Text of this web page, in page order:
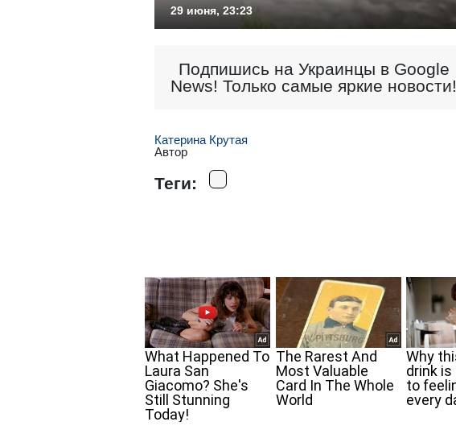
29 июня, 23:23
Подпишись на Украинцы в Google
News! Только самые яркие новости!
Катерина Крутая
Автор
Теги: